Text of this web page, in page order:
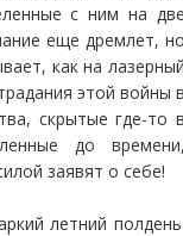
с ним на
еще дремлет,
как на
этой войны
скрытые где-то
до
заявят о себе!
летний